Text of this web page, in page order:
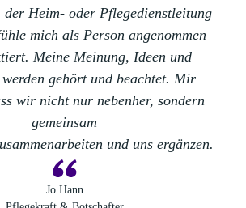
Heim- oder Pflegedienstleitung
mich als Person angenommen
Meine Meinung, Ideen und
gehört und beachtet. Mir
wir nicht nur nebenher, sondern
gemeinsam
und uns ergänzen.
Jo Hann